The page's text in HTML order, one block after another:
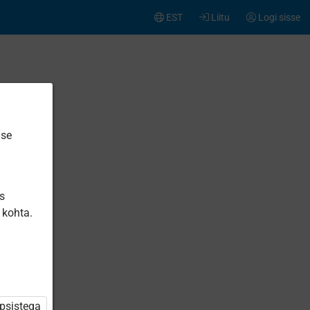
Logi sisse
Liitu
EST